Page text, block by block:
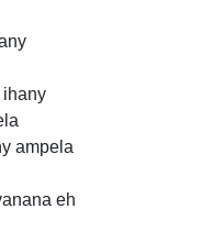
ihany
ampela
eh